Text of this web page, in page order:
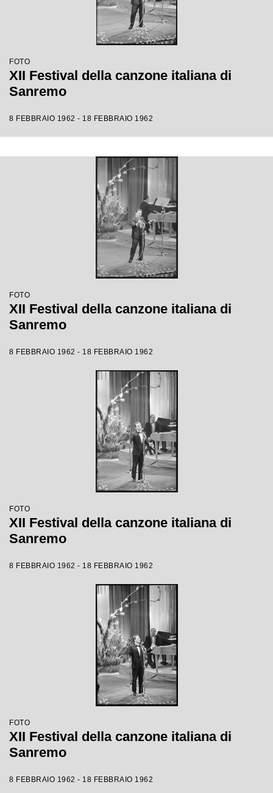
FOTO
XII Festival della canzone italiana di
Sanremo
8 FEBBRAIO 1962 - 18 FEBBRAIO 1962
FOTO
XII Festival della canzone italiana di
Sanremo
8 FEBBRAIO 1962 - 18 FEBBRAIO 1962
FOTO
XII Festival della canzone italiana di
Sanremo
8 FEBBRAIO 1962 - 18 FEBBRAIO 1962
FOTO
XII Festival della canzone italiana di
Sanremo
8 FEBBRAIO 1962 - 18 FEBBRAIO 1962